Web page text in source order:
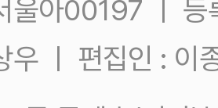
울아00197 ㅣ
우 ㅣ 편집인 : 이